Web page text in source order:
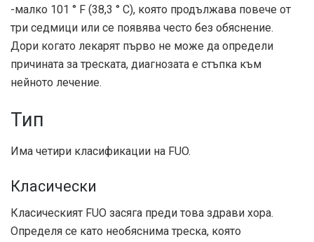
-малко 101 ° F (38,3 ° C), която продължава повече от
три седмици или се появява често без обяснение.
Дори когато лекарят първо не може да определи
причината за треската, диагнозата е стъпка към
нейното лечение.
Тип
Има четири класификации на FUO.
Класически
Класическият FUO засяга преди това здрави хора.
Определя се като необяснима треска, която